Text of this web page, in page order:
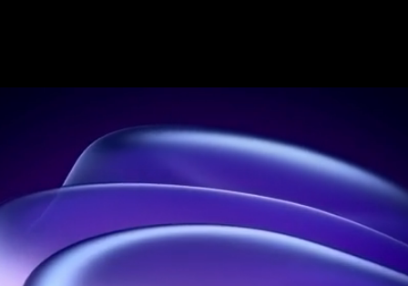
FAQ Agence FOOH (Fake Out
Of Home)
Vos questions, nos
réponses